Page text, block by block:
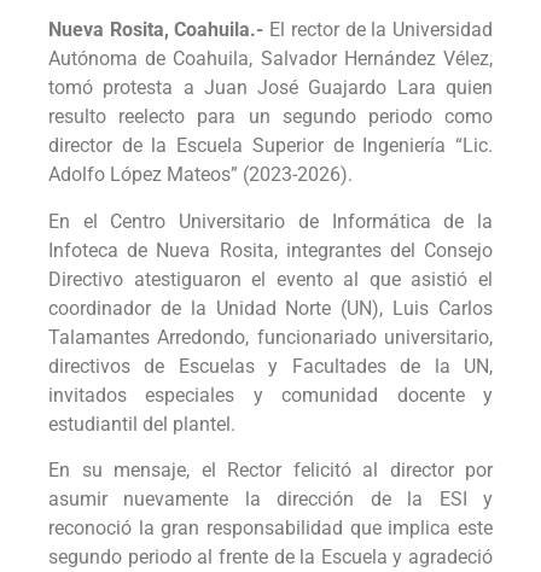
Nueva Rosita, Coahuila.- El rector de la Universidad
Autónoma de Coahuila, Salvador Hernández Vélez,
tomó protesta a Juan José Guajardo Laraquien
resulto reelecto para un segundo periodo como
director de la Escuela Superior de Ingeniería “Lic.
Adolfo López Mateos” (2023-2026).
En el Centro Universitario de Informática de la
Infoteca de Nueva Rosita, integrantes del Consejo
Directivo atestiguaron el evento al que asistió el
coordinador de la Unidad Norte (UN), Luis Carlos
Talamantes Arredondo, funcionariado universitario,
directivos de Escuelas y Facultades de la UN,
invitados especiales y comunidad docente y
estudiantil del plantel.
En su mensaje, el Rector felicitó al director por
asumir nuevamente la dirección de la ESI y
reconoció la gran responsabilidad que implica este
segundo periodo al frente de la Escuela y agradeció